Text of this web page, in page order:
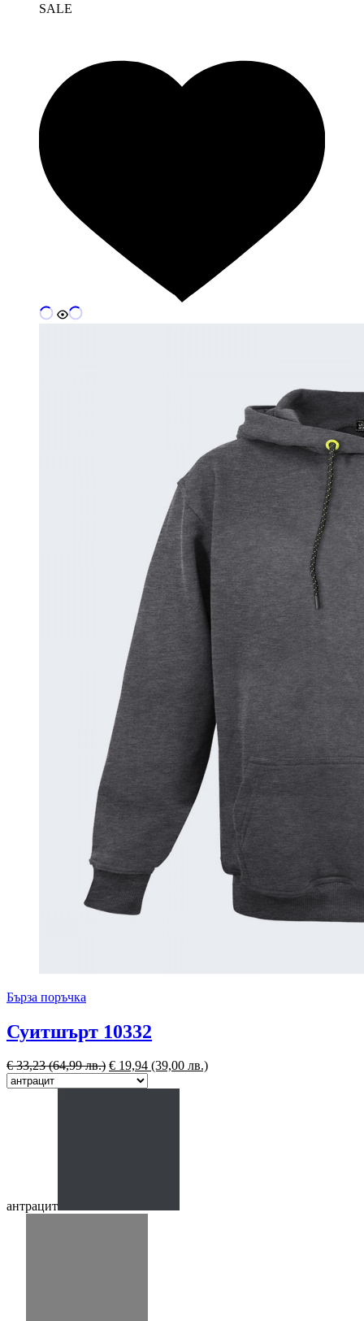
SALE
Бърза поръчка
Суитшърт 10332
€33,23(64,99 лв.) € 19,94 (39,00 лв.)
антрацит